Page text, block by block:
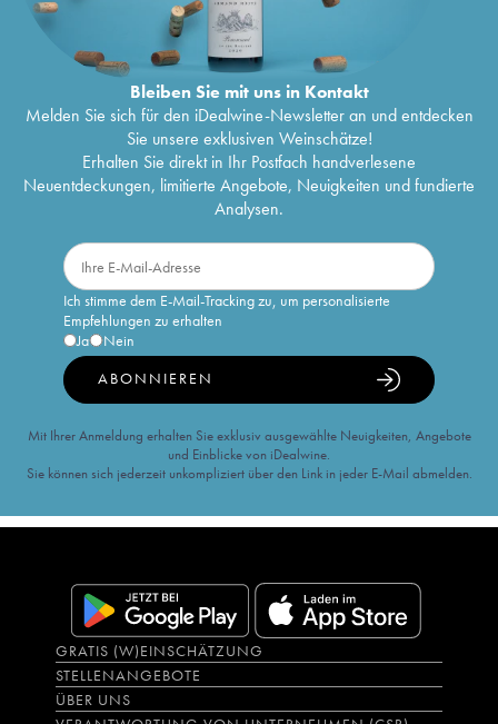
Bleiben Sie mit uns in Kontakt
Melden Sie sich für den iDealwine-Newsletter an und entdecken
Sie unsere exklusiven Weinschätze!
Erhalten Sie direkt in Ihr Postfach handverlesene
Neuentdeckungen, limitierte Angebote, Neuigkeiten und fundierte
Analysen.
Ich stimme dem E-Mail-Tracking zu, um personalisierte
Empfehlungen zu erhalten
Ja
Nein
ABONNIEREN
Mit Ihrer Anmeldung erhalten Sie exklusiv ausgewählte Neuigkeiten, Angebote
und Einblicke von iDealwine.
Sie können sich jederzeit unkompliziert über den Link in jeder E-Mail abmelden.
GRATIS (W)EINSCHÄTZUNG
STELLENANGEBOTE
ÜBER UNS